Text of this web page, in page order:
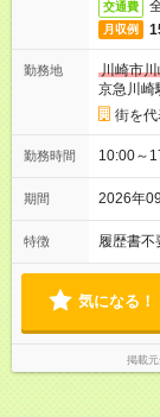
交通費
月収例
勤務地
川崎市
京急川崎
街を
勤務時間 10:00～
期間 2026年
特徴 履歴書不
気になる！
掲載